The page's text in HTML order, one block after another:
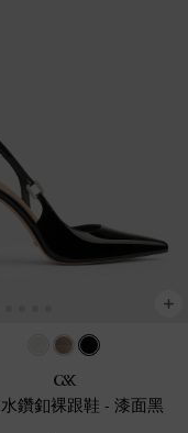
鑽釦裸跟鞋 - 漆面黑